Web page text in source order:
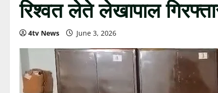
रिश्वत लेते लेखापाल
4tv News June 3, 2026